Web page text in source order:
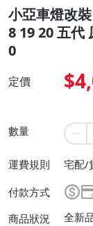
小亞車燈改
8 19 20 五代
0
定價
數量
運費規則
宅配/
【免
付款方式
商品狀況
全新